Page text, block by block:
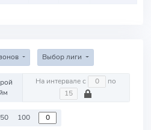
Выбор лиги
На интервале с по
50 100